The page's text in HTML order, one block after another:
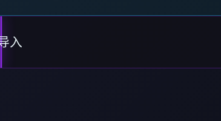
入